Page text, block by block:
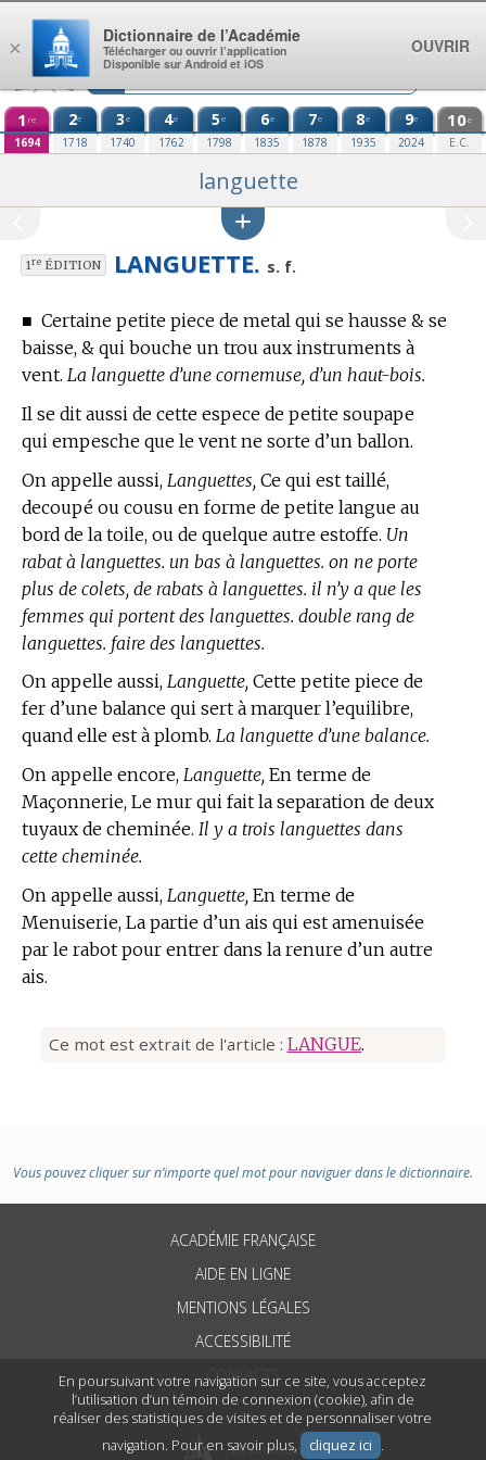
En poursuivant votre navigation sur ce site, vous acceptez
l’utilisation d’un témoin de connexion (cookie), afin de
réaliser des statistiques de visites et de personnaliser votre
navigation. Pour en savoir plus,
cliquez ici .
Aller au contenu
1 re
1694
2e
1718
3e
1740
4e
1762
5e
1798
6e
1835
7e
1878
8e
1935
9e
2024
10e
E.C.
languette
1reÉDITION LANGUETTE. s. f.
■ Certaine petite piece de metal qui se hausse & se
baisse, & qui bouche un trou aux instruments à
vent. La languette d’une cornemuse, d’un haut-bois.
Il se dit aussi de cette espece de petite soupape
qui empesche que le vent ne sorte d’un ballon.
On appelle aussi, Languettes, Ce qui est taillé,
decoupé ou cousu en forme de petite langue au
bord de la toile, ou de quelque autre estoffe. Un
rabat à languettes. un bas à languettes. on ne porte
plus de colets, de rabats à languettes. il n’y a que les
femmes qui portent des languettes. double rang de
languettes. faire des languettes.
On appelle aussi, Languette, Cette petite piece de
fer d’une balance qui sert à marquer l’equilibre,
quand elle est à plomb. La languette d’une balance.
On appelle encore, Languette, En terme de
Maçonnerie, Le mur qui fait la separation de deux
tuyaux de cheminée. Il y a trois languettes dans
cette cheminée.
On appelle aussi, Languette, En terme de
Menuiserie, La partie d’un ais qui est amenuisée
par le rabot pour entrer dans la renure d’un autre
ais.
Ce mot est extrait de l'article : LANGUE.
Vous pouvez cliquer sur n’importe quel mot pour naviguer dans le dictionnaire.
ACADÉMIE FRANÇAISE
AIDE EN LIGNE
MENTIONS LÉGALES
ACCESSIBILITÉ
CONTACTS
×
Dictionnaire de l’Académie
Télécharger ou ouvrir l’application
Disponible sur Android et iOS
OUVRIR